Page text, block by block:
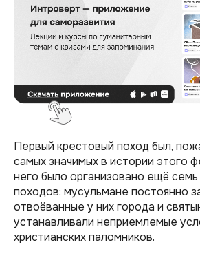
Первый крестовый поход был,
самых значимых в истории этого
него было организовано ещё
походов: мусульмане постоянно
отвоёванные у них города и
устанавливали неприемлемые
христианских паломников.